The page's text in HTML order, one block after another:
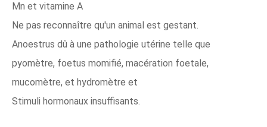
Mn et vitamine A
Ne pas reconnaître qu'un animal est gestant.
Anoestrus dû à une pathologie utérine telle que
pyomètre, foetus momifié, macération foetale,
mucomètre, et hydromètre et
Stimuli hormonaux insuffisants.